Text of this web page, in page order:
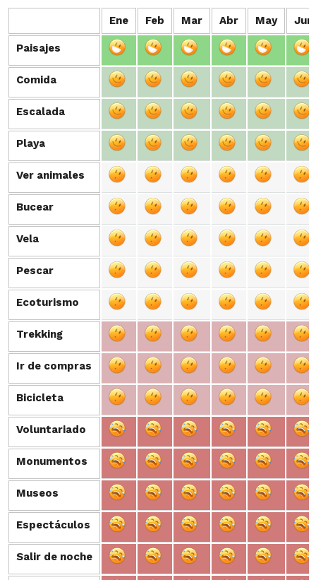
Ene Feb Mar Abr May Jun
Paisajes
Comida
Escalada
Playa
Ver animales
Bucear
Vela
Pescar
Ecoturismo
Trekking
Ir de compras
Bicicleta
Voluntariado
Monumentos
Museos
Espectáculos
Salir de noche
Paisajes
Comida
Escalada
Playa
Ver animales
Bucear
Vela
Pescar
Ecoturismo
Trekking
Ir de compras
Bicicleta
Voluntariado
Monumentos
Museos
Espectáculos
Salir de noche